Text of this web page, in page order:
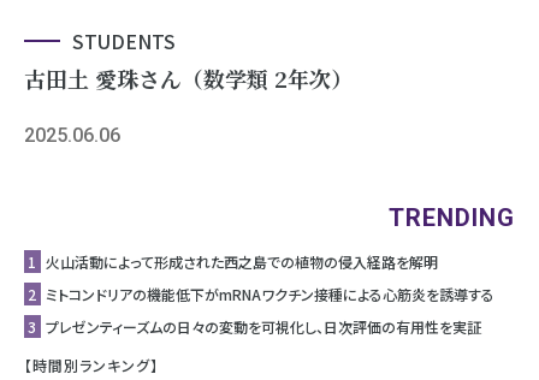
STUDENTS
古田土 愛珠さん（数学類 2年次）
2025.06.06
TRENDING
1 ⽕⼭活動によって形成された⻄之島での植物の侵⼊経路を解明
2 ミトコンドリアの機能低下がmRNAワクチン接種による心筋炎を誘導する
3 プレゼンティーズムの日々の変動を可視化し、日次評価の有用性を実証
【時間別ランキング】